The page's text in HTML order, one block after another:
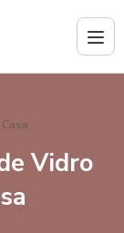
Vidro